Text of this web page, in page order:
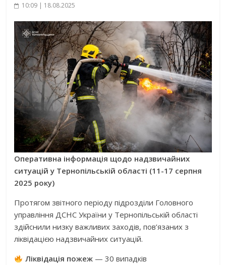
10:09 | 18.08.2025
Оперативна інформація щодо надзвичайних
ситуацій у Тернопільській області (11-17 серпня
2025 року)
Протягом звітного періоду підрозділи Головного
управління ДСНС України у Тернопільській області
здійснили низку важливих заходів, пов’язаних з
ліквідацією надзвичайних ситуацій.
Ліквідація пожеж— 30 випадків